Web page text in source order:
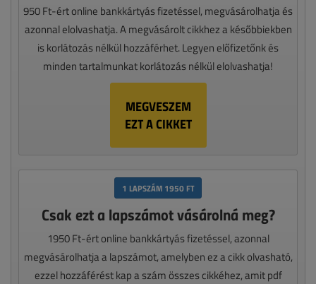
950 Ft-ért online bankkártyás fizetéssel, megvásárolhatja és
azonnal elolvashatja. A megvásárolt cikkhez a későbbiekben
is korlátozás nélkül hozzáférhet. Legyen előfizetőnk és
minden tartalmunkat korlátozás nélkül elolvashatja!
MEGVESZEM
EZT A CIKKET
1 LAPSZÁM 1950 FT
Csak ezt a lapszámot vásárolná meg?
1950 Ft-ért online bankkártyás fizetéssel, azonnal
megvásárolhatja a lapszámot, amelyben ez a cikk olvasható,
ezzel hozzáférést kap a szám összes cikkéhez, amit pdf